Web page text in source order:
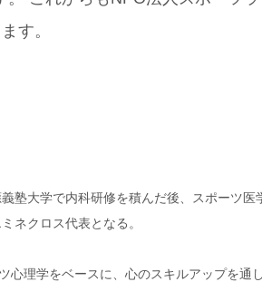
す。
塾大学で内科研修を積んだ後、スポーツ医
ネクロス代表となる。
心理学をベースに、心のスキルアップを通